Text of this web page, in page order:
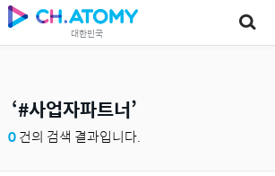
대한민국
#사업자파트너
0건의 검색 결과입니다.